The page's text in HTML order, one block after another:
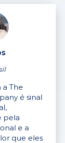
a The
é sinal
pela
e a
que eles